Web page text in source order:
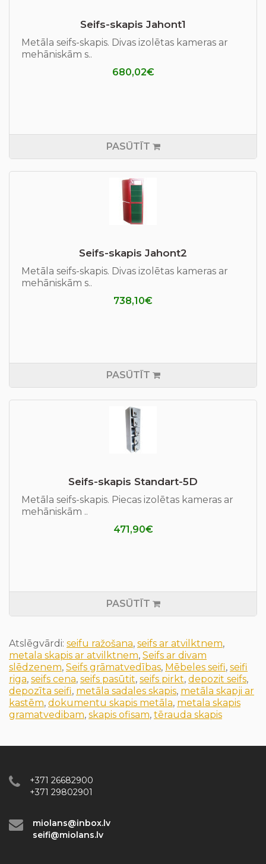
Seifs-skapis Jahont1
Metāla seifs-skapis. Divas izolētas kameras ar
mehāniskām s..
680,02€
PASŪTĪT
Seifs-skapis Jahont2
Metāla seifs-skapis. Divas izolētas kameras ar
mehāniskām s..
738,10€
PASŪTĪT
Seifs-skapis Standart-5D
Metāla seifs-skapis. Piecas izolētas kameras ar
mehāniskām ..
471,90€
PASŪTĪT
Atslēgvārdi: seifu ražošana, seifs ar atvilktnem,
metala skapis ar atvilktnem, Seifs ar divam
slēdzenem, Seifs grāmatvedības, Mēbeles seifi, seifi
riga, seifs cena, seifs pasūtit, seifs pirkt, depozit seifs,
depozīta seifi, metāla sadales skapis, metāla skapji ar
kastēm, dokumentu skapis metāla, metala skapis
gramatvedibam, skapis ofisam, tērauda skapis
+371 26682900
+371 29802901
miolans@inbox.lv
seifi@miolans.lv